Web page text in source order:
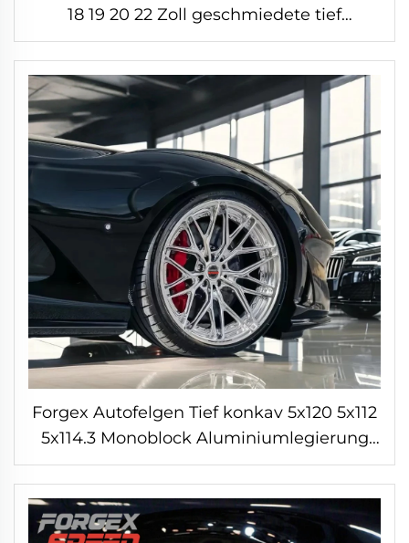
18 19 20 22 Zoll geschmiedete tief
gewölbte Felgen für BMW M2 M3 F80
Audi Mercedes AMG Porsche
Forgex Autofelgen Tief konkav 5x120 5x112
5x114.3 Monoblock Aluminiumlegierung
Pkw-Felge Geschmiedete Felgen für
Luxusfahrzeuge